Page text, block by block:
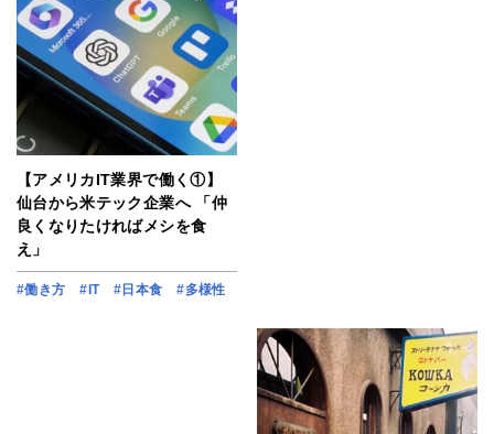
【アメリカIT業界で働く①】
仙台から米テック企業へ 「仲
良くなりたければメシを食
え」
#働き方 #IT #日本食 #多様性